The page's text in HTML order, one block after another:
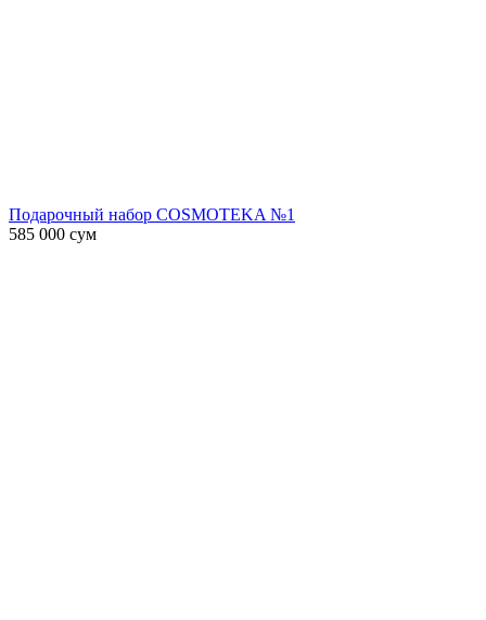
Подарочный набор COSMOTEKA №1
585 000 сум